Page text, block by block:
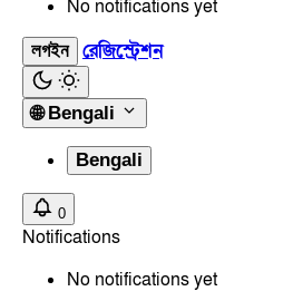
No notifications yet
লগইন রেজিস্ট্রেশন
🌐 Bengali
Bengali
0
Notifications
No notifications yet